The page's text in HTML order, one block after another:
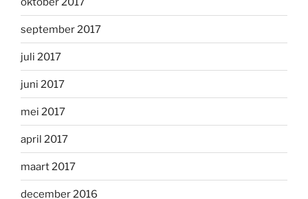
september 2017
juli 2017
juni 2017
mei 2017
april 2017
maart 2017
december 2016